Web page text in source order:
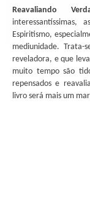
Reavaliando
Espiritismo,
mediunidade.
reveladora, e que
muito tempo são
repensados e
livro será mais um